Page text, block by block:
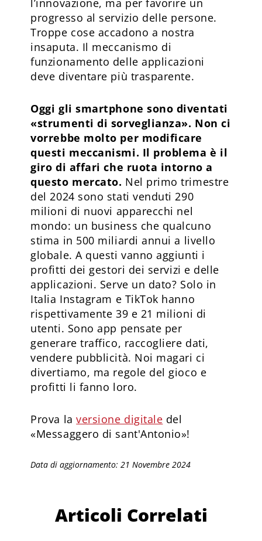
progresso al servizio delle persone.
Troppe cose accadono a nostra
insaputa. Il meccanismo di
funzionamento delle applicazioni
deve diventare più trasparente.
Oggi gli smartphone sono diventati
«strumenti di sorveglianza». Non ci
vorrebbe molto per modificare
questi meccanismi. Il problema è il
giro di affari che ruota intorno a
questo mercato. Nel primo trimestre
del 2024 sono stati venduti 290
milioni di nuovi apparecchi nel
mondo: un business che qualcuno
stima in 500 miliardi annui a livello
globale. A questi vanno aggiunti i
profitti dei gestori dei servizi e delle
applicazioni. Serve un dato? Solo in
Italia Instagram e TikTok hanno
rispettivamente 39 e 21 milioni di
utenti. Sono app pensate per
generare traffico, raccogliere dati,
vendere pubblicità. Noi magari ci
divertiamo, ma regole del gioco e
profitti li fanno loro.
Prova laversione digitale del
«Messaggero di sant'Antonio»!
Data di aggiornamento: 21 Novembre 2024
Articoli Correlati